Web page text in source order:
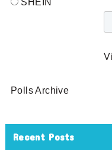
Polls Archive
Recent Posts